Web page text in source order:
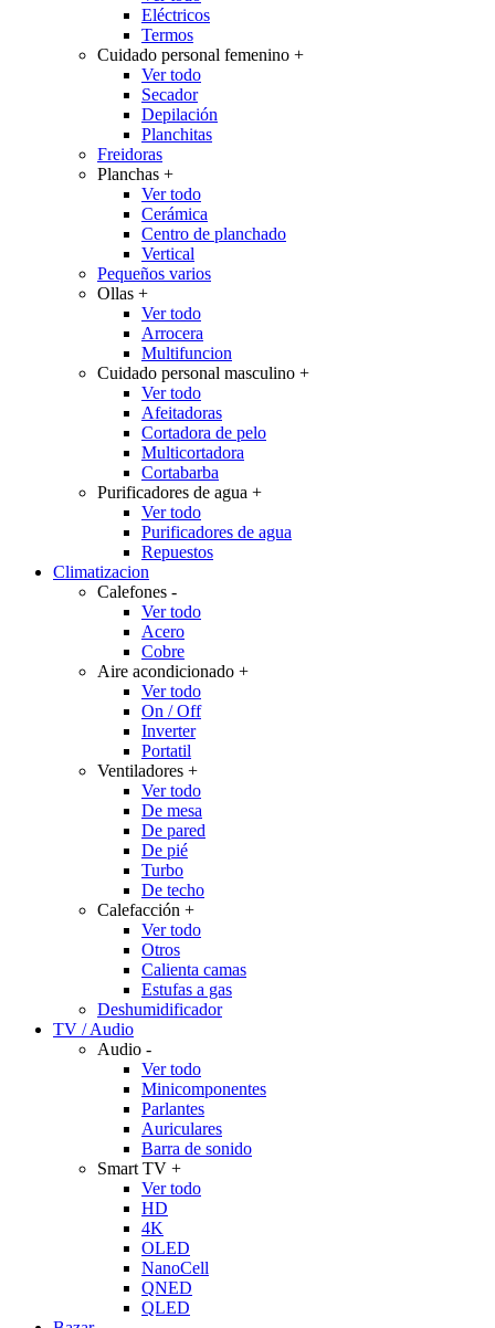
Eléctricos
Termos
Cuidado personal femenino +
Ver todo
Secador
Depilación
Planchitas
Freidoras
Planchas +
Ver todo
Cerámica
Centro de planchado
Vertical
Pequeños varios
Ollas +
Ver todo
Arrocera
Multifuncion
Cuidado personal masculino +
Ver todo
Afeitadoras
Cortadora de pelo
Multicortadora
Cortabarba
Purificadores de agua +
Ver todo
Purificadores de agua
Repuestos
Climatizacion
Calefones -
Ver todo
Acero
Cobre
Aire acondicionado +
Ver todo
On / Off
Inverter
Portatil
Ventiladores +
Ver todo
De mesa
De pared
De pié
Turbo
De techo
Calefacción +
Ver todo
Otros
Calienta camas
Estufas a gas
Deshumidificador
TV / Audio
Audio -
Ver todo
Minicomponentes
Parlantes
Auriculares
Barra de sonido
Smart TV +
Ver todo
HD
4K
OLED
NanoCell
QNED
QLED